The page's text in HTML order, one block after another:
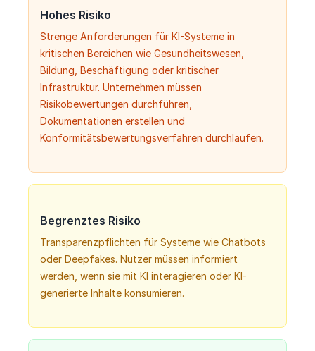
Hohes Risiko
Strenge Anforderungen für KI-Systeme in
kritischen Bereichen wie Gesundheitswesen,
Bildung, Beschäftigung oder kritischer
Infrastruktur. Unternehmen müssen
Risikobewertungen durchführen,
Dokumentationen erstellen und
Konformitätsbewertungsverfahren durchlaufen.
Begrenztes Risiko
Transparenzpflichten für Systeme wie Chatbots
oder Deepfakes. Nutzer müssen informiert
werden, wenn sie mit KI interagieren oder KI-
generierte Inhalte konsumieren.